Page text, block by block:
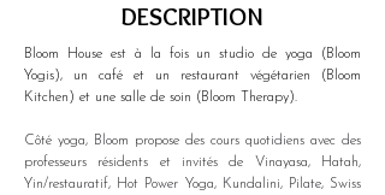
DESCRIPTION
Bloom House est à la fois un studio de yoga (Bloom
Yogis), un café et un restaurant végétarien (Bloom
Kitchen) et une salle de soin (Bloom Therapy).
Côté yoga, Bloom propose des cours quotidiens avec des
professeurs résidents et invités de Vinayasa, Hatah,
Yin/restauratif, Hot Power Yoga, Kundalini, Pilate, Swiss